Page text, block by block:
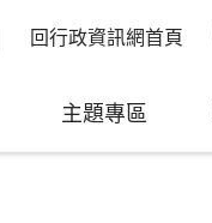
回行政資訊網首頁
主題專區